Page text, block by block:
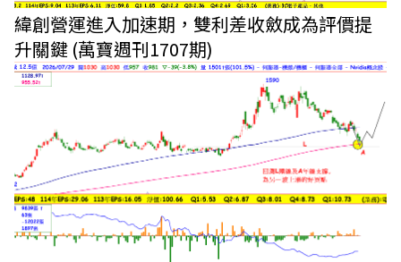
緯創營運進入加速期，雙利差收斂成為評價提
升關鍵 (萬寶週刊1707期)